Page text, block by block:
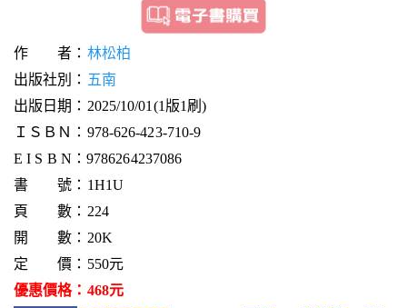
作 者： 林松柏
出版社別： 五南
出版日期：2025/10/01(1版1刷)
ＩＳＢＮ：978-626-423-710-9
E I S B N：9786264237086
書 號：1H1U
頁 數：224
開 數：20K
定 價：550元
優惠價格：468元